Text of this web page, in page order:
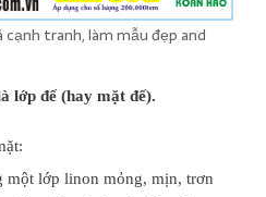
tranh, làm mẫu đẹp and
lớp đế (hay mặt đế).
một lớp linon mỏng, mịn, trơn